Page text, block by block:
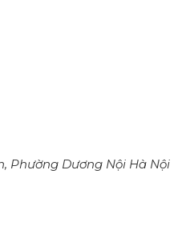
Phường Dương Nội Hà Nội